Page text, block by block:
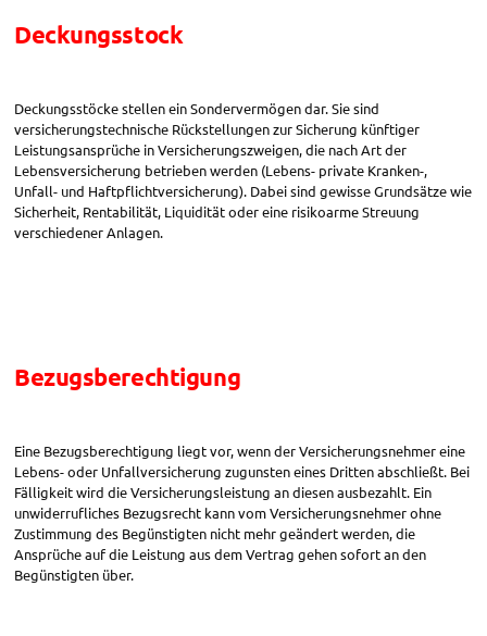
Deckungsstock
Deckungsstöcke stellen ein Sondervermögen dar. Sie sind
versicherungstechnische Rückstellungen zur Sicherung künftiger
Leistungsansprüche in Versicherungszweigen, die nach Art der
Lebensversicherung betrieben werden (Lebens- private Kranken-,
Unfall- und Haftpflichtversicherung). Dabei sind gewisse Grundsätze wie
Sicherheit, Rentabilität, Liquidität oder eine risikoarme Streuung
verschiedener Anlagen.
Bezugsberechtigung
Eine Bezugsberechtigung liegt vor, wenn der Versicherungsnehmer eine
Lebens- oder Unfallversicherung zugunsten eines Dritten abschließt. Bei
Fälligkeit wird die Versicherungsleistung an diesen ausbezahlt. Ein
unwiderrufliches Bezugsrecht kann vom Versicherungsnehmer ohne
Zustimmung des Begünstigten nicht mehr geändert werden, die
Ansprüche auf die Leistung aus dem Vertrag gehen sofort an den
Begünstigten über.